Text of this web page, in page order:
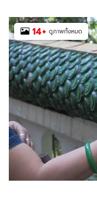
14+ ดูภาพทั้งหมด